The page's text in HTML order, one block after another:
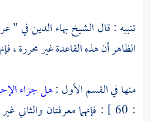
تنبيه : قال الشيخ بهاء الدينفي "
الظاهر أن هذه القاعدة غير محررة ،
منها في القسم الأول :هل جزاء
: 60 ] : فإنهما معرفتان